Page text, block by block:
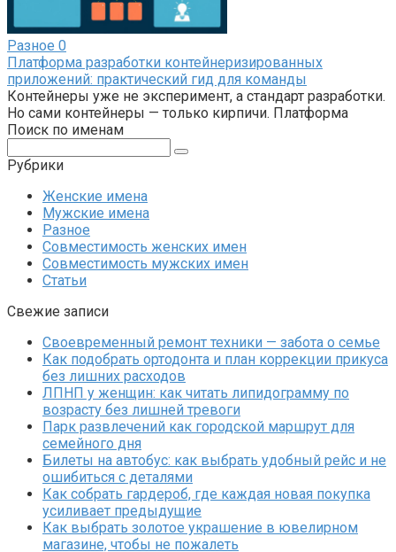
Разное 0
Платформа разработки контейнеризированных
приложений: практический гид для команды
Контейнеры уже не эксперимент, а стандарт разработки.
Но сами контейнеры — только кирпичи. Платформа
Поиск по именам
Рубрики
Женские имена
Мужские имена
Разное
Совместимость женских имен
Совместимость мужских имен
Статьи
Свежие записи
Своевременный ремонт техники — забота о семье
Как подобрать ортодонта и план коррекции прикуса
без лишних расходов
ЛПНП у женщин: как читать липидограмму по
возрасту без лишней тревоги
Парк развлечений как городской маршрут для
семейного дня
Билеты на автобус: как выбрать удобный рейс и не
ошибиться с деталями
Как собрать гардероб, где каждая новая покупка
усиливает предыдущие
Как выбрать золотое украшение в ювелирном
магазине, чтобы не пожалеть